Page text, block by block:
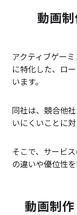
動画
アクティブゲー
に特化した、ロ
います。
同社は、競合他
いにくいことに
そこで、サービ
の違いや優位性
動画制